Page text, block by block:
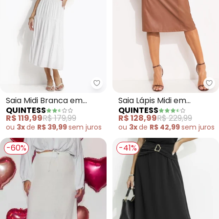
Quintess - Saia Midi Branca em
Saia Midi Branca em
Viscose Slub
QUINTESS
R$ 119,99R$ 179,99
ou 3xde R$ 39,99sem juros
Saia Lápis Midi em
Material Sintético
Marrom com Fenda e
Recortes
QUINTESS
R$ 128,99R$ 229,99
ou 3xde R$ 42,99sem juros
-60% -41%